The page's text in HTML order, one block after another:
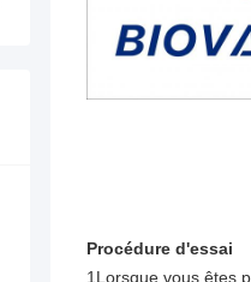
Procédure d'essai
1Lorsque vous êtes